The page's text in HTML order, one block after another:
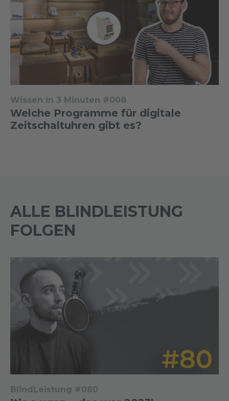
Wissen in 3 Minuten #008
Welche Programme für digitale
Zeitschaltuhren gibt es?
ALLE BLINDLEISTUNG
FOLGEN
BlindLeistung #080